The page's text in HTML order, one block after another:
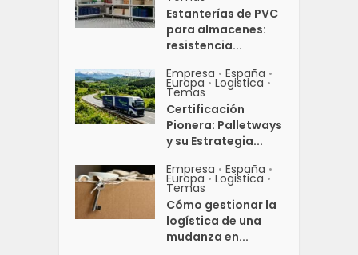
Estanterías de PVC
para almacenes:
resistencia...
Empresa • España •
Europa • Logistica •
Temas
Certificación
Pionera: Palletways
y su Estrategia...
Empresa • España •
Europa • Logistica •
Temas
Cómo gestionar la
logística de una
mudanza en...